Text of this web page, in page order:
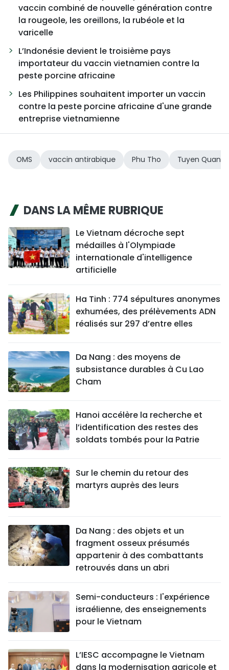
vaccin combiné de nouvelle génération contre
la rougeole, les oreillons, la rubéole et la
varicelle
L’Indonésie devient le troisième pays
importateur du vaccin vietnamien contre la
peste porcine africaine
Les Philippines souhaitent importer un vaccin
contre la peste porcine africaine d'une grande
entreprise vietnamienne
OMS vaccin antirabique Phu Tho Tuyen Quang
DANS LA MÊME RUBRIQUE
Le Vietnam décroche sept
médailles à l'Olympiade
internationale d'intelligence
artificielle
Ha Tinh : 774 sépultures anonymes
exhumées, des prélèvements ADN
réalisés sur 297 d’entre elles
Da Nang : des moyens de
subsistance durables à Cu Lao
Cham
Hanoi accélère la recherche et
l’identification des restes des
soldats tombés pour la Patrie
Sur le chemin du retour des
martyrs auprès des leurs
Da Nang : des objets et un
fragment osseux présumés
appartenir à des combattants
retrouvés dans un abri
Semi-conducteurs : l'expérience
israélienne, des enseignements
pour le Vietnam
L’IESC accompagne le Vietnam
dans la modernisation agricole et